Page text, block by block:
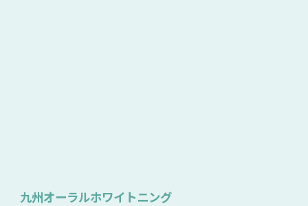
九州オーラルホワイトニング